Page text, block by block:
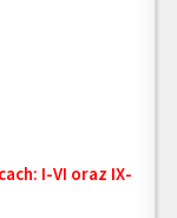
I-VI oraz IX-